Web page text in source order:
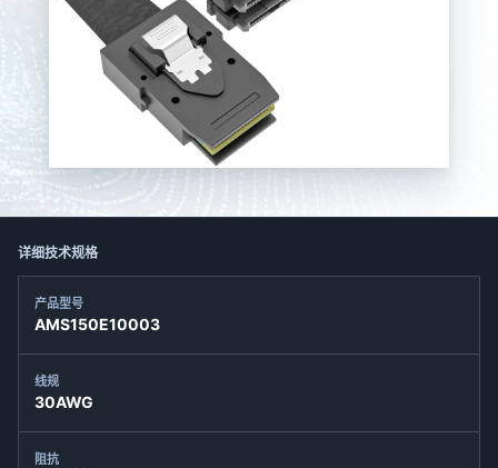
Italiano
详细技术规格
产品型号
AMS150E10003
线规
30AWG
阻抗